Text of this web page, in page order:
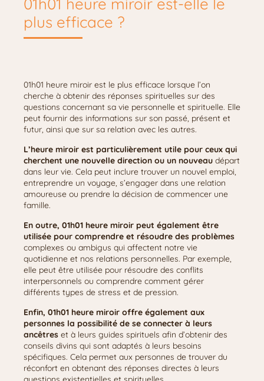
plus efficace ?
01h01 heure miroir est le plus efficace lorsque l’on
cherche à obtenir des réponses spirituelles sur des
questions concernant sa vie personnelle et spirituelle. Elle
peut fournir des informations sur son passé, présent et
futur, ainsi que sur sa relation avec les autres.
L’heure miroir est particulièrement utile pour ceux qui
cherchent une nouvelle direction ou un nouveau départ
dans leur vie. Cela peut inclure trouver un nouvel emploi,
entreprendre un voyage, s’engager dans une relation
amoureuse ou prendre la décision de commencer une
famille.
En outre, 01h01 heure miroir peut également être
utilisée pour comprendre et résoudre des problèmes
complexes ou ambigus qui affectent notre vie
quotidienne et nos relations personnelles. Par exemple,
elle peut être utilisée pour résoudre des conflits
interpersonnels ou comprendre comment gérer
différents types de stress et de pression.
Enfin, 01h01 heure miroir offre également aux
personnes la possibilité de se connecter à leurs
ancêtres et à leurs guides spirituels afin d’obtenir des
conseils divins qui sont adaptés à leurs besoins
spécifiques. Cela permet aux personnes de trouver du
réconfort en obtenant des réponses directes à leurs